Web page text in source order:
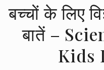
बच्चों के लिए
बातें –
Kids